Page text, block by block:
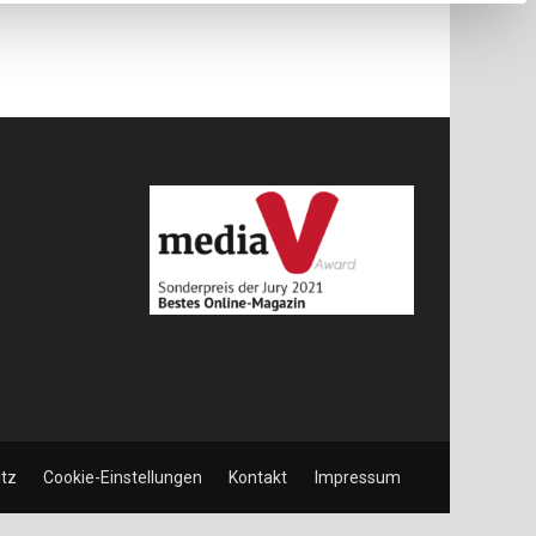
Cookie-Einstellungen Kontakt Impressum